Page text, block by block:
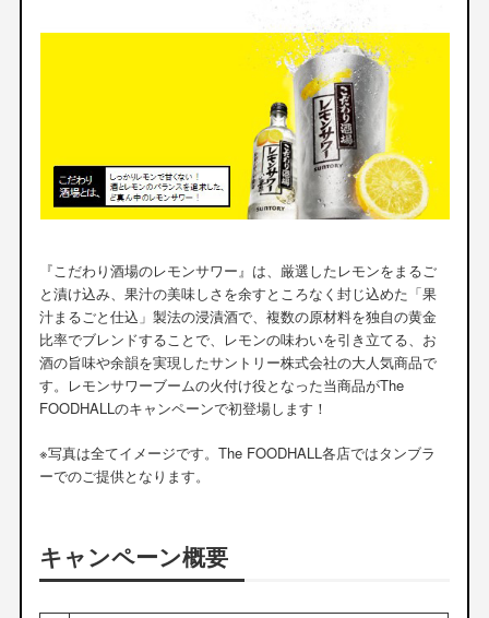
『こだわり酒場のレモンサワー』は、厳選したレモンをまるご
と漬け込み、果汁の美味しさを余すところなく封じ込めた「果
汁まるごと仕込」製法の浸漬酒で、複数の原材料を独自の黄金
比率でブレンドすることで、レモンの味わいを引き立てる、お
酒の旨味や余韻を実現したサントリー株式会社の大人気商品で
す。レモンサワーブームの火付け役となった当商品がThe
FOODHALLのキャンペーンで初登場します！
※写真は全てイメージです。The FOODHALL各店ではタンブラ
ーでのご提供となります。
キャンペーン概要